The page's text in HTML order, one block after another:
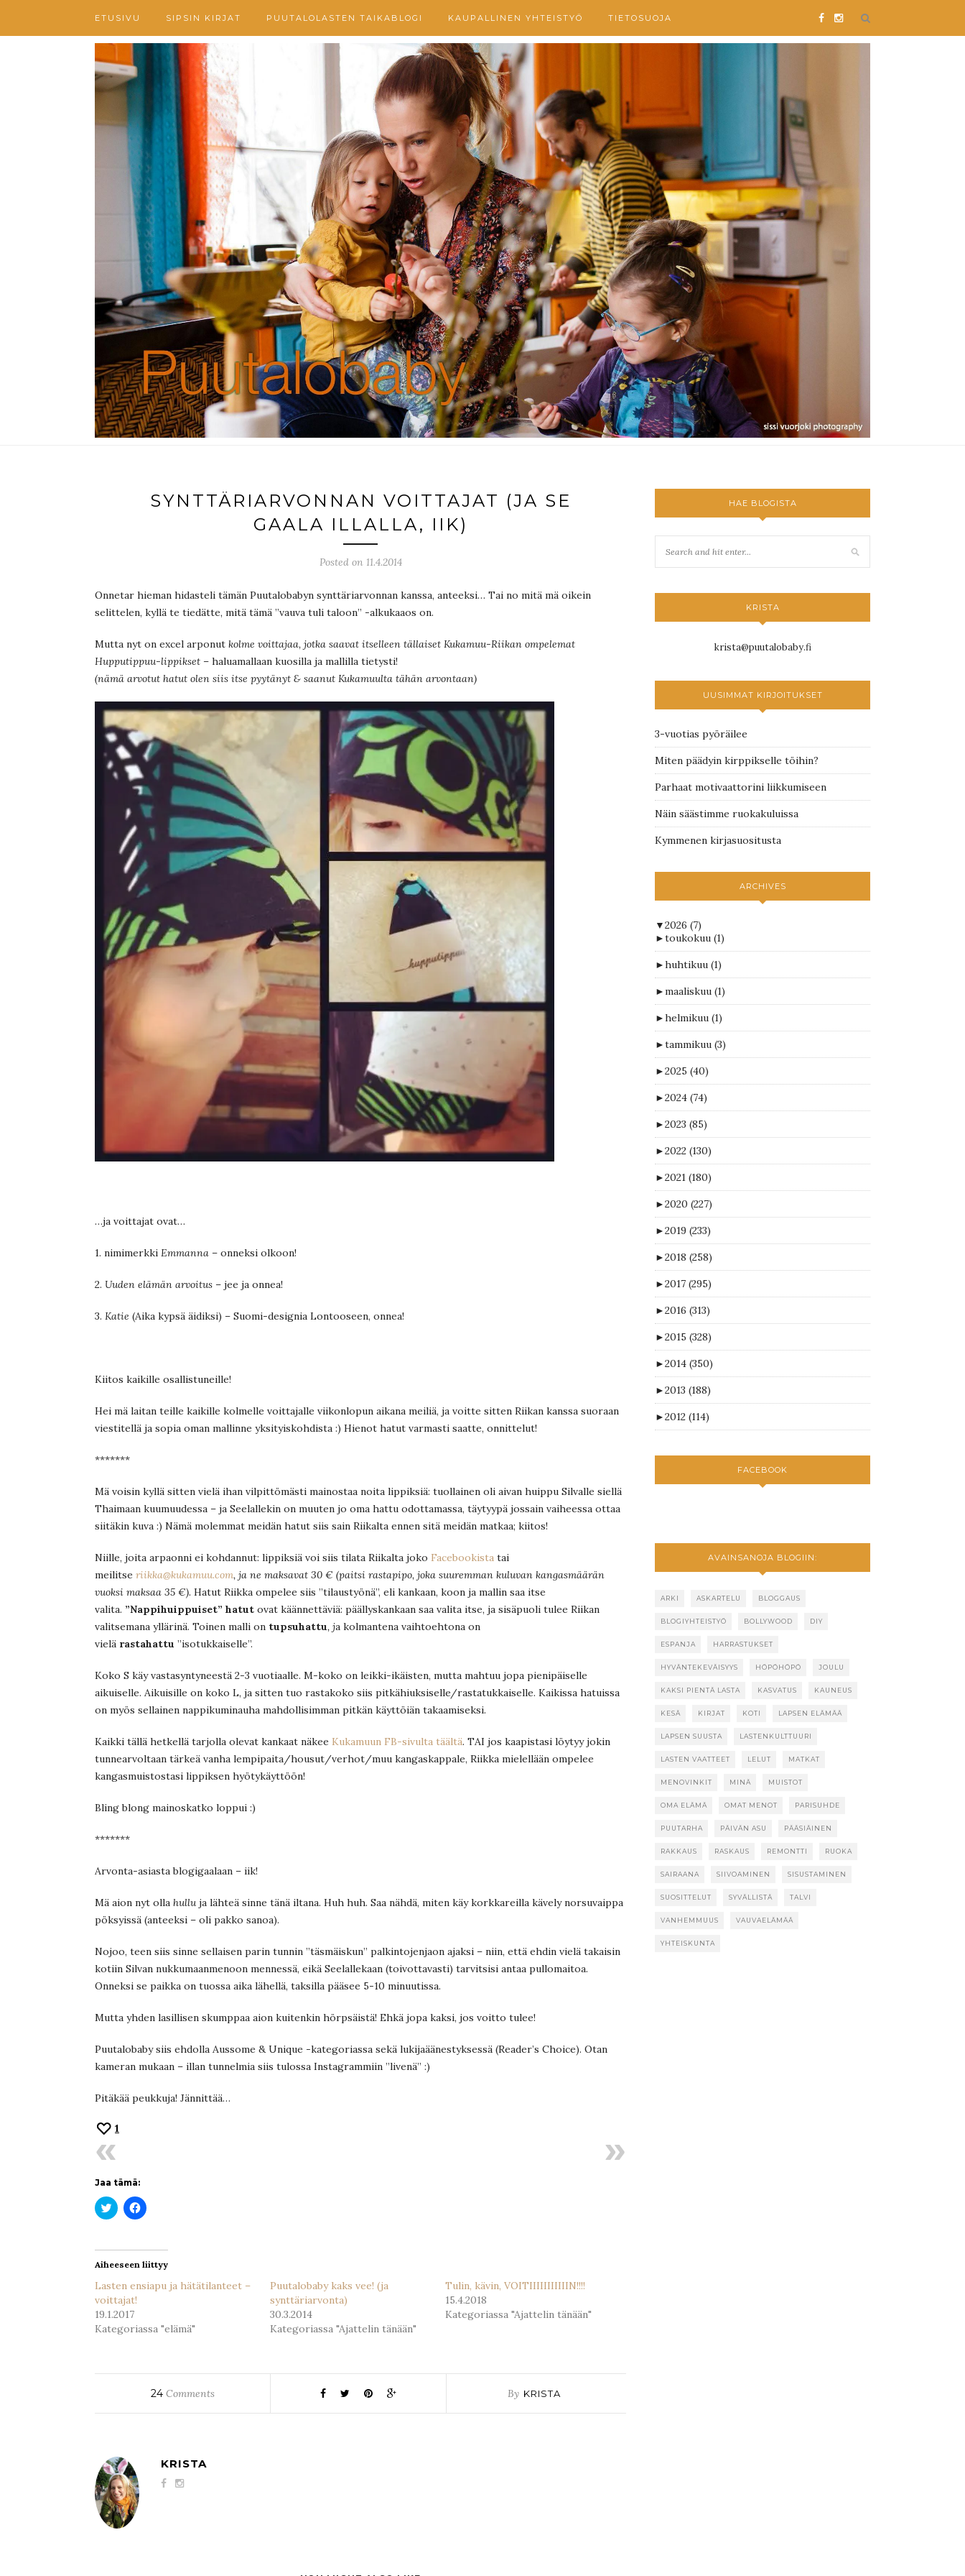
ETUSIVU SIPSIN KIRJAT PUUTALOLASTEN TAIKABLOGI KAUPALLINEN YHTEISTYÖ TIETOSUOJA
SYNTTÄRIARVONNAN VOITTAJAT (JA SE
GAALA ILLALLA, IIK)
Posted on 11.4.2014
Onnetar hieman hidasteli tämän Puutalobabyn synttäriarvonnan kanssa, anteeksi… Tai no mitä mä oikein
selittelen, kyllä te tiedätte, mitä tämä ”vauva tuli taloon” -alkukaaos on.
Mutta nyt on excel arponut kolme voittajaa, jotka saavat itselleen tällaiset Kukamuu-Riikan ompelemat
Hupputippuu-lippikset – haluamallaan kuosilla ja mallilla tietysti!
(nämä arvotut hatut olen siis itse pyytänyt & saanut Kukamuulta tähän arvontaan)
…ja voittajat ovat…
1. nimimerkki Emmanna – onneksi olkoon!
2. Uuden elämän arvoitus – jee ja onnea!
3. Katie (Aika kypsä äidiksi) – Suomi-designia Lontooseen, onnea!
Kiitos kaikille osallistuneille!
Hei mä laitan teille kaikille kolmelle voittajalle viikonlopun aikana meiliä, ja voitte sitten Riikan kanssa suoraan
viestitellä ja sopia oman mallinne yksityiskohdista :) Hienot hatut varmasti saatte, onnittelut!
*******
Mä voisin kyllä sitten vielä ihan vilpittömästi mainostaa noita lippiksiä: tuollainen oli aivan huippu Silvalle siellä
Thaimaan kuumuudessa – ja Seelallekin on muuten jo oma hattu odottamassa, täytyypä jossain vaiheessa ottaa
siitäkin kuva :) Nämä molemmat meidän hatut siis sain Riikalta ennen sitä meidän matkaa; kiitos!
Niille, joita arpaonni ei kohdannut: lippiksiä voi siis tilata Riikalta joko Facebookista tai
meilitse riikka@kukamuu.com, ja ne maksavat 30 € (paitsi rastapipo, joka suuremman kuluvan kangasmäärän
vuoksi maksaa 35 €). Hatut Riikka ompelee siis ”tilaustyönä”, eli kankaan, koon ja mallin saa itse
valita. ”Nappihuippuiset” hatut ovat käännettäviä: päällyskankaan saa valita itse, ja sisäpuoli tulee Riikan
valitsemana yllärinä. Toinen malli on tupsuhattu, ja kolmantena vaihtoehtona on
vielä rastahattu ”isotukkaiselle”.
Koko S käy vastasyntyneestä 2-3 vuotiaalle. M-koko on leikki-ikäisten, mutta mahtuu jopa pienipäiselle
aikuiselle. Aikuisille on koko L, ja sitten tuo rastakoko siis pitkähiuksiselle/rastatukkaiselle. Kaikissa hatuissa
on myös sellainen nappikuminauha mahdollisimman pitkän käyttöiän takaamiseksi.
Kaikki tällä hetkellä tarjolla olevat kankaat näkee Kukamuun FB-sivulta täältä. TAI jos kaapistasi löytyy jokin
tunnearvoltaan tärkeä vanha lempipaita/housut/verhot/muu kangaskappale, Riikka mielellään ompelee
kangasmuistostasi lippiksen hyötykäyttöön!
Bling blong mainoskatko loppui :)
*******
Arvonta-asiasta blogigaalaan – iik!
Mä aion nyt olla hullu ja lähteä sinne tänä iltana. Huh huh. Saa nähdä, miten käy korkkareilla kävely norsuvaippa
pöksyissä (anteeksi – oli pakko sanoa).
Nojoo, teen siis sinne sellaisen parin tunnin ”täsmäiskun” palkintojenjaon ajaksi – niin, että ehdin vielä takaisin
kotiin Silvan nukkumaanmenoon mennessä, eikä Seelallekaan (toivottavasti) tarvitsisi antaa pullomaitoa.
Onneksi se paikka on tuossa aika lähellä, taksilla pääsee 5-10 minuutissa.
Mutta yhden lasillisen skumppaa aion kuitenkin hörpsäistä! Ehkä jopa kaksi, jos voitto tulee!
Puutalobaby siis ehdolla Aussome & Unique -kategoriassa sekä lukijaäänestyksessä (Reader’s Choice). Otan
kameran mukaan – illan tunnelmia siis tulossa Instagrammiin ”livenä” :)
Pitäkää peukkuja! Jännittää…
1
Jaa tämä:
Jaa
Twitterissä(Avautuu
Jaa
Facebookissa(Avautuu
Aiheeseen liittyy
Lasten ensiapu ja hätätilanteet –
voittajat!
19.1.2017
Kategoriassa "elämä"
Puutalobaby kaks vee! (ja
synttäriarvonta)
30.3.2014
Kategoriassa "Ajattelin tänään"
Tulin, kävin, VOITIIIIIIIIIIIN!!!!
15.4.2018
Kategoriassa "Ajattelin tänään"
24Comments By KRISTA
KRISTA
HAE BLOGISTA
KRISTA
krista@puutalobaby.fi
UUSIMMAT KIRJOITUKSET
3-vuotias pyöräilee
Miten päädyin kirppikselle töihin?
Parhaat motivaattorini liikkumiseen
Näin säästimme ruokakuluissa
Kymmenen kirjasuositusta
ARCHIVES
▼2026 (7)
►toukokuu (1)
►huhtikuu (1)
►maaliskuu (1)
►helmikuu (1)
►tammikuu (3)
►2025 (40)
►2024 (74)
►2023 (85)
►2022 (130)
►2021 (180)
►2020 (227)
►2019 (233)
►2018 (258)
►2017 (295)
►2016 (313)
►2015 (328)
►2014 (350)
►2013 (188)
►2012 (114)
FACEBOOK
AVAINSANOJA BLOGIIN:
ARKI ASKARTELU BLOGGAUS
BLOGIYHTEISTYÖ BOLLYWOOD DIY
ESPANJA HARRASTUKSET
HYVÄNTEKEVÄISYYS HÖPÖHÖPÖ JOULU
KAKSI PIENTÄ LASTA KASVATUS KAUNEUS
KESÄ KIRJAT KOTI LAPSEN ELÄMÄÄ
LAPSEN SUUSTA LASTENKULTTUURI
LASTEN VAATTEET LELUT MATKAT
MENOVINKIT MINÄ MUISTOT
OMA ELÄMÄ OMAT MENOT PARISUHDE
PUUTARHA PÄIVÄN ASU PÄÄSIÄINEN
RAKKAUS RASKAUS REMONTTI RUOKA
SAIRAANA SIIVOAMINEN SISUSTAMINEN
SUOSITTELUT SYVÄLLISTÄ TALVI
VANHEMMUUS VAUVAELÄMÄÄ
YHTEISKUNTA